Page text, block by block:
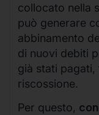
collocato nella
può generare
abbinamento
di nuovi debiti
già stati pagati,
riscossione.
Per questo,